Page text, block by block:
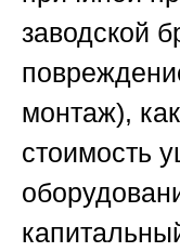
заводской
монтаж),
стоимость